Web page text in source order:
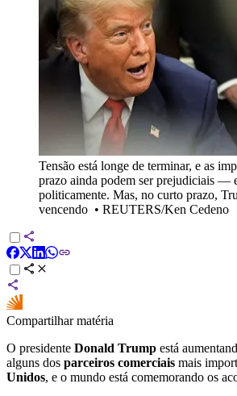
Tensão está longe de terminar, e as
prazo ainda podem ser prejudiciais —
politicamente. Mas, no curto prazo,
vencendo • REUTERS/Ken Cedeno
Compartilhar matéria
O presidente Donald Trump está
alguns dos parceiros comerciais mais
Unidos, e o mundo está comemorando os